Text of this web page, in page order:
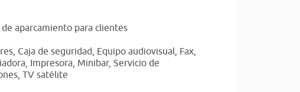
de aparcamiento para clientes
Caja de seguridad, Equipo audiovisual, Fax,
Impresora, Minibar, Servicio de
TV satélite